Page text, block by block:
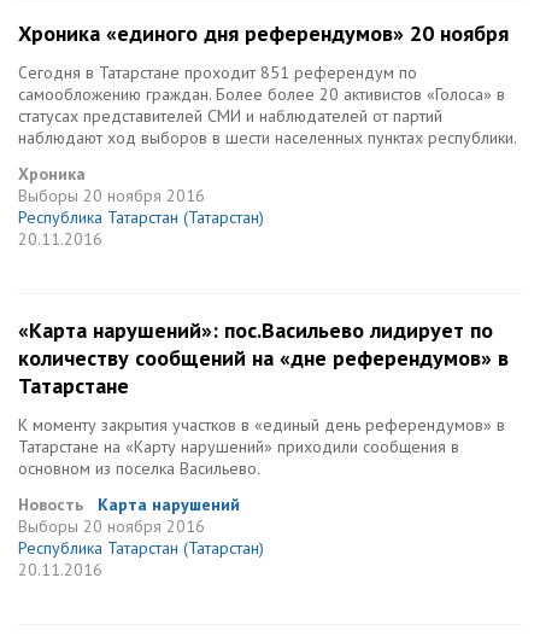
Хроника «единого дня референдумов» 20 ноября
Сегодня в Татарстане проходит 851 референдум по
самообложению граждан. Более более 20 активистов «Голоса» в
статусах представителей СМИ и наблюдателей от партий
наблюдают ход выборов в шести населенных пунктах республики.
Хроника
Выборы 20 ноября 2016
Республика Татарстан (Татарстан)
20.11.2016
«Карта нарушений»: пос.Васильево лидирует по
количеству сообщений на «дне референдумов» в
Татарстане
К моменту закрытия участков в «единый день референдумов» в
Татарстане на «Карту нарушений» приходили сообщения в
основном из поселка Васильево.
Новость
Карта нарушений
Выборы 20 ноября 2016
Республика Татарстан (Татарстан)
20.11.2016